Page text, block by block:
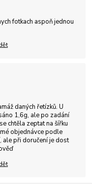
fotkach aspoň jednou
daných řetízků. U
1,6g, ale po zadání
chtěla zeptat na šířku
objednávce podle
ale při doručení je dost